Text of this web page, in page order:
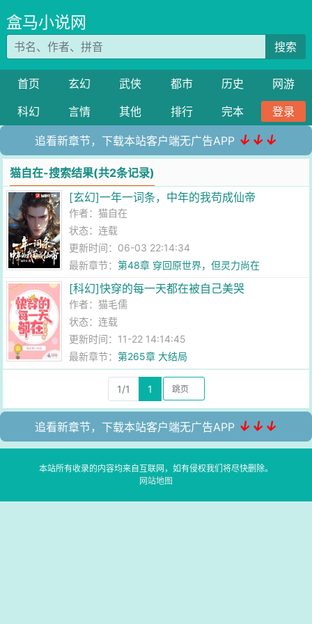
盒马小说网
搜索
首页 玄幻 武侠 都市 历史
网游
科幻
言情 其他 排行 完本 登录
追看新章节，下载本站客户端无广告APP ↓↓↓
猫自在-搜索结果(共2条记录)
[玄幻]一年一词条，中年的我苟成仙帝
作者：猫自在
状态：连载
更新时间：06-03 22:14:34
最新章节：第48章 穿回原世界，但灵力尚在
[科幻]快穿的每一天都在被自己美哭
作者：猫毛儒
状态：连载
更新时间：11-22 14:14:45
最新章节：第265章 大结局
1/1 1
追看新章节，下载本站客户端无广告APP ↓↓↓
本站所有收录的内容均来自互联网，如有侵权我们将尽快删除。
网站地图